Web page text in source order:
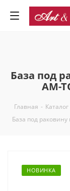
База под
AM-
Главная - Каталог
База под раковину
НОВИНКА